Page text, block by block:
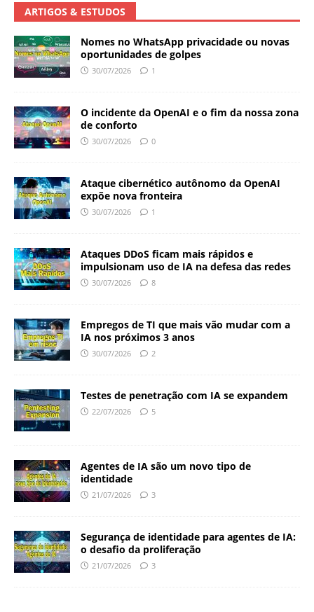
ARTIGOS & ESTUDOS
Nomes no WhatsApp privacidade ou novas
oportunidades de golpes
30/07/2026 1
O incidente da OpenAI e o fim da nossa zona
de conforto
30/07/2026 0
Ataque cibernético autônomo da OpenAI
expõe nova fronteira
30/07/2026 1
Ataques DDoS ficam mais rápidos e
impulsionam uso de IA na defesa das redes
30/07/2026 8
Empregos de TI que mais vão mudar com a
IA nos próximos 3 anos
30/07/2026 2
Testes de penetração com IA se expandem
22/07/2026 5
Agentes de IA são um novo tipo de
identidade
21/07/2026 3
Segurança de identidade para agentes de IA:
o desafio da proliferação
21/07/2026 3